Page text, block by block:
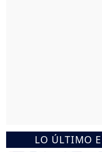
LO ÚLTIMO